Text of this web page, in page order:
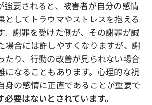
強要されると、被害者が自分の感情
としてトラウマやストレスを抱える
。謝罪を受けた側が、その謝罪が誠
場合には許しやすくなりますが、謝
たり、行動の改善が見られない場合
になることもあります。心理的な視
身の感情に正直であることが重要で
必要はないとされています。